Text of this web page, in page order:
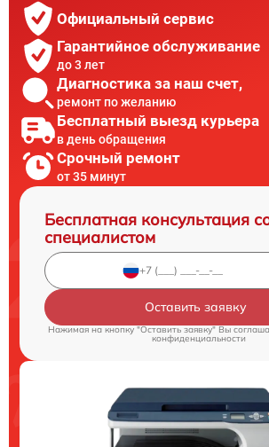
Официальный сервис
Гарантийное обслуживание
до 3 лет
Диагностика за наш счет,
ремонт по желанию
Бесплатный выезд курьера
в день обращения
Срочный ремонт
от 35 минут
Бесплатная консультация
специалистом
Оставить заявку
Нажимая на кнопку "Оставить заявку" Вы
конфиденциальности